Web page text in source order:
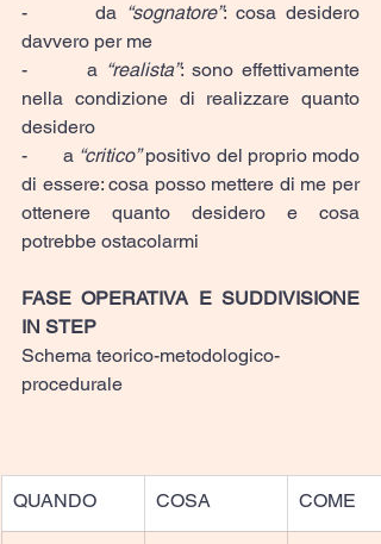
-       da “sognatore”: cosa desidero
davvero per me
-       a “realista”: sono effettivamente
nella condizione di realizzare quanto
desidero
-       a “critico” positivo del proprio modo
di essere: cosa posso mettere di me per
ottenere quanto desidero e cosa
potrebbe ostacolarmi
FASE OPERATIVA E SUDDIVISIONE
IN STEP
Schema teorico-metodologico-
procedurale
QUANDO COSA COME